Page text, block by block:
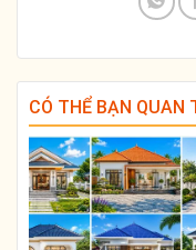
CÓ THỂ BẠN QUAN